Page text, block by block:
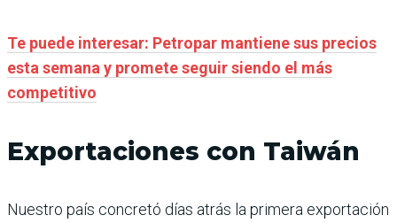
Te puede interesar: Petropar mantiene sus precios
esta semana y promete seguir siendo el más
competitivo
Exportaciones con Taiwán
Nuestro país concretó días atrás la primera exportación